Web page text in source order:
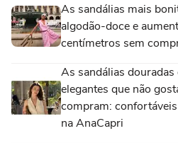
As sandálias mais
algodão-doce e
centímetros sem
As sandálias
elegantes que não
compram:
na AnaCapri